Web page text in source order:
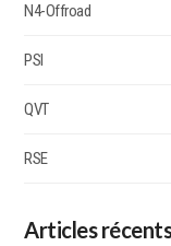
N4-Offroad
PSI
QVT
RSE
Articles